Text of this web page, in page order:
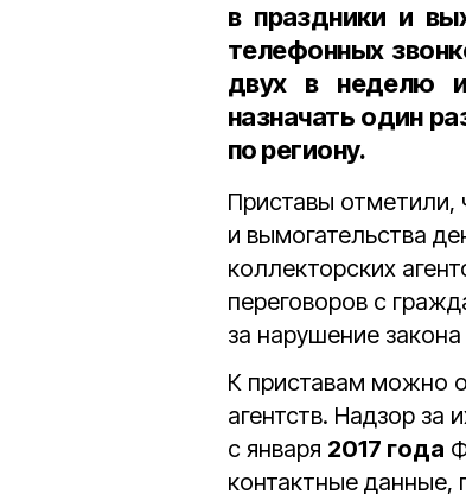
в праздники и
телефонных
двух в неделю
назначать один
по региону.
Приставы отметили,
и вымогательства
коллекторских
переговоров с
за нарушение
К приставам можно
агентств. Надзор за
с января 2017 года
контактные данные,